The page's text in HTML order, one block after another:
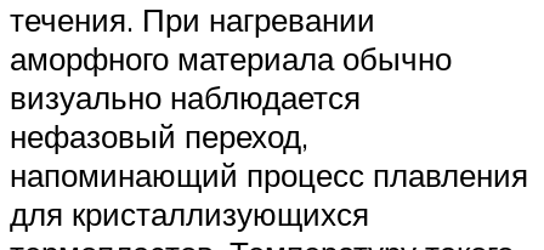
течения. При нагревании
аморфного материала обычно
визуально наблюдается
нефазовый переход,
напоминающий процесс плавления
для кристаллизующихся